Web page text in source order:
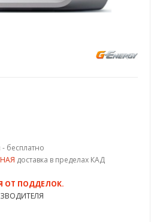
бесплатно
доставка в пределах КАД
ОТ ПОДДЕЛОК.